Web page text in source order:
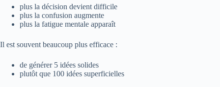
plus la décision devient difficile
plus la confusion augmente
plus la fatigue mentale apparaît
Il est souvent beaucoup plus efficace :
de générer 5 idées solides
plutôt que 100 idées superficielles